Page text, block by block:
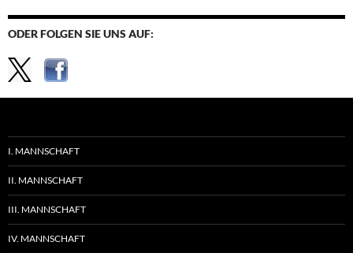
ODER FOLGEN SIE UNS AUF:
I. MANNSCHAFT
II. MANNSCHAFT
III. MANNSCHAFT
IV. MANNSCHAFT